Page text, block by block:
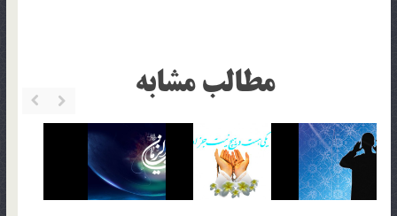
مطالب مشابه